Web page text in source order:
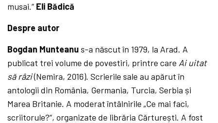
musai.” Eli Bădică
Despre autor
Bogdan Munteanu s-a născut în 1979, la Arad. A
publicat trei volume de povestiri, printre care Ai uitat
să râzi(Nemira, 2016). Scrierile sale au apărut în
antologii din România, Germania, Turcia, Serbia și
Marea Britanie. A moderat întâlnirile „Ce mai faci,
scriitorule?“, organizate de librăria Cărturești. A fost